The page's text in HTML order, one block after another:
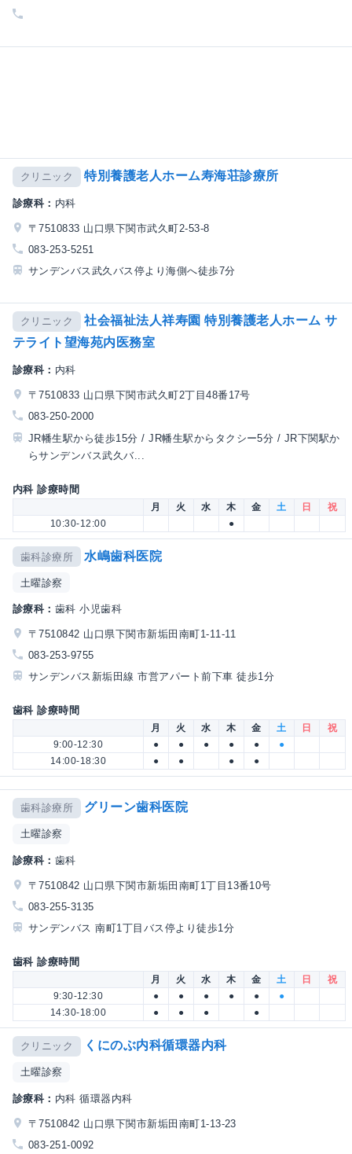
クリニック 特別養護老人ホーム寿海荘診療所
診療科： 内科
〒7510833 山口県下関市武久町2-53-8
083-253-5251
サンデンバス武久バス停より海側へ徒歩7分
クリニック
社会福祉法人祥寿園 特別養護老人ホーム サ
テライト望海苑内医務室
診療科： 内科
〒7510833 山口県下関市武久町2丁目48番17号
083-250-2000
JR幡生駅から徒歩15分 / JR幡生駅からタクシー5分 / JR下関駅か
らサンデンバス武久バ...
内科 診療時間
月 火 水 木 金 土 日
祝
10:30-12:00
●
歯科診療所 水嶋歯科医院
土曜診察
診療科： 歯科 小児歯科
〒7510842 山口県下関市新垢田南町1-11-11
083-253-9755
サンデンバス新垢田線 市営アパート前下車 徒歩1分
歯科 診療時間
月 火 水 木 金 土 日
祝
9:00-12:30
● ● ● ● ●
●
14:00-18:30
● ● ● ●
歯科診療所 グリーン歯科医院
土曜診察
診療科： 歯科
〒7510842 山口県下関市新垢田南町1丁目13番10号
083-255-3135
サンデンバス 南町1丁目バス停より徒歩1分
歯科 診療時間
月 火 水 木 金 土 日
祝
9:30-12:30
● ● ● ● ●
●
14:30-18:00
● ● ● ●
クリニック くにのぶ内科循環器内科
土曜診察
診療科： 内科 循環器内科
〒7510842 山口県下関市新垢田南町1-13-23
083-251-0092